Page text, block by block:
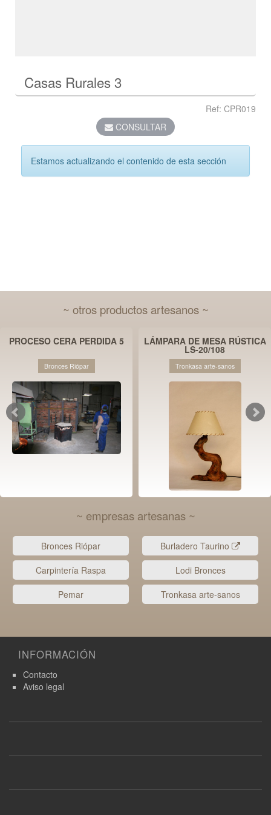
Casas Rurales 3
Ref: CPR019
CONSULTAR
Estamos actualizando el contenido de esta sección
~ otros productos artesanos ~
PROCESO CERA PERDIDA 5
Bronces Riópar
LÁMPARA DE MESA RÚSTICA
LS-20/108
Tronkasa arte-sanos
~ empresas artesanas ~
Bronces Riópar
Burladero Taurino
Carpintería Raspa
Lodi Bronces
Pemar
Tronkasa arte-sanos
INFORMACIÓN
Contacto
Aviso legal